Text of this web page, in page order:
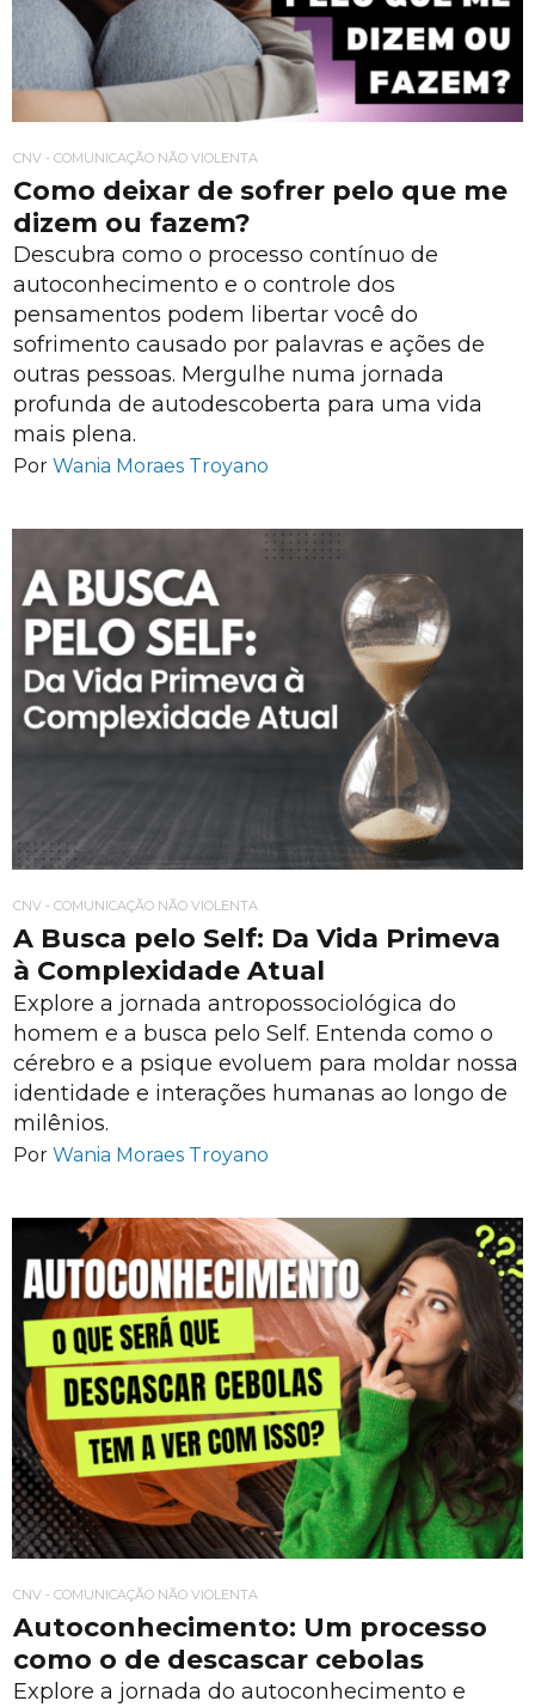
CNV - COMUNICAÇÃO NÃO VIOLENTA
Como deixar de sofrer pelo que me
dizem ou fazem?
Descubra como o processo contínuo de
autoconhecimento e o controle dos
pensamentos podem libertar você do
sofrimento causado por palavras e ações de
outras pessoas. Mergulhe numa jornada
profunda de autodescoberta para uma vida
mais plena.
Por Wania Moraes Troyano
CNV - COMUNICAÇÃO NÃO VIOLENTA
A Busca pelo Self: Da Vida Primeva
à Complexidade Atual
Explore a jornada antropossociológica do
homem e a busca pelo Self. Entenda como o
cérebro e a psique evoluem para moldar nossa
identidade e interações humanas ao longo de
milênios.
Por Wania Moraes Troyano
CNV - COMUNICAÇÃO NÃO VIOLENTA
Autoconhecimento: Um processo
como o de descascar cebolas
Explore a jornada do autoconhecimento e